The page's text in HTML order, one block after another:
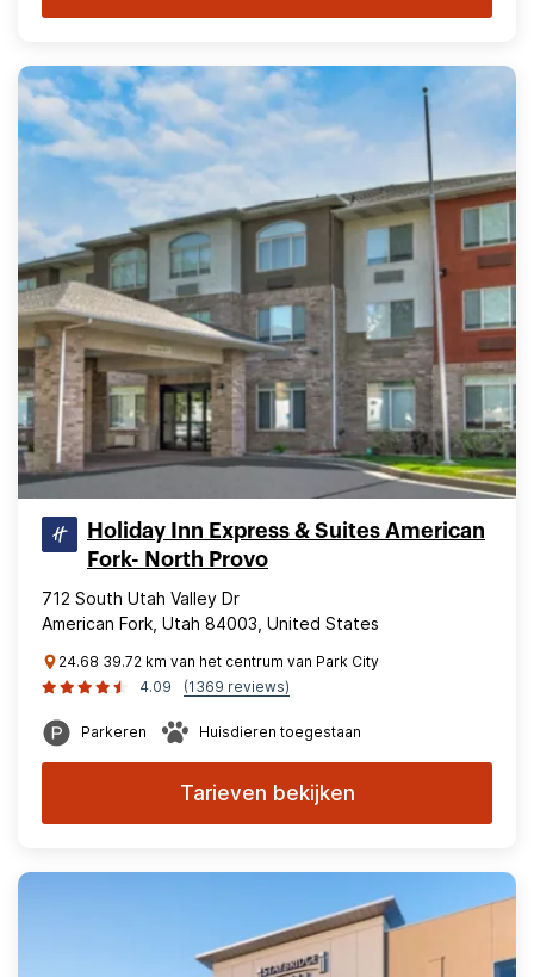
Holiday Inn Express & Suites American
Fork- North Provo
712 South Utah Valley Dr
American Fork, Utah 84003, United States
24.68 39.72 km van het centrum van Park City
4.09
(1369 reviews)
Parkeren Huisdieren toegestaan
Tarieven bekijken